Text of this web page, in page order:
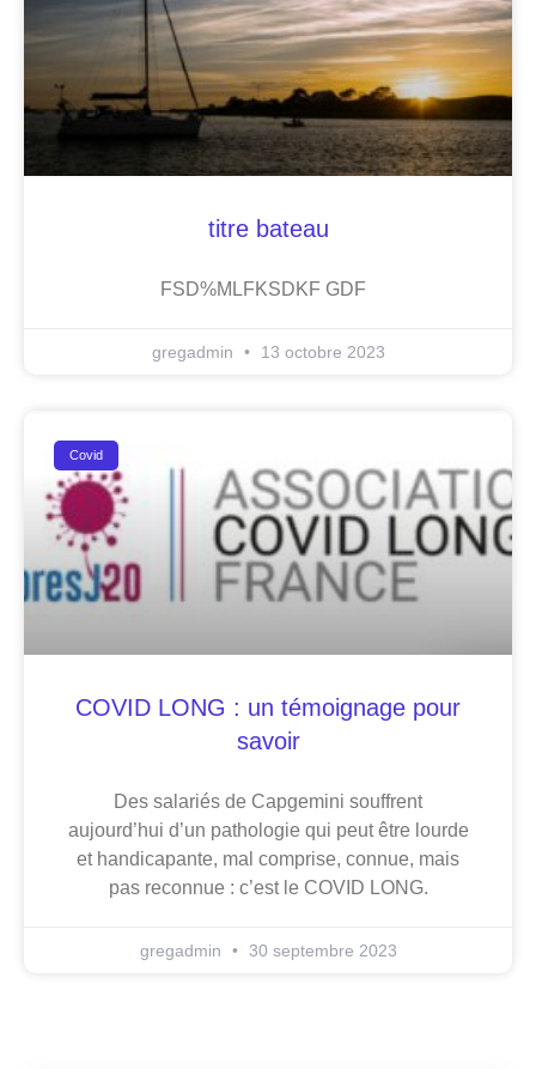
titre bateau
FSD%MLFKSDKF GDF
gregadmin 13 octobre 2023
Covid
COVID LONG : un témoignage pour
savoir
Des salariés de Capgemini souffrent
aujourd’hui d’un pathologie qui peut être lourde
et handicapante, mal comprise, connue, mais
pas reconnue : c’est le COVID LONG.
gregadmin 30 septembre 2023